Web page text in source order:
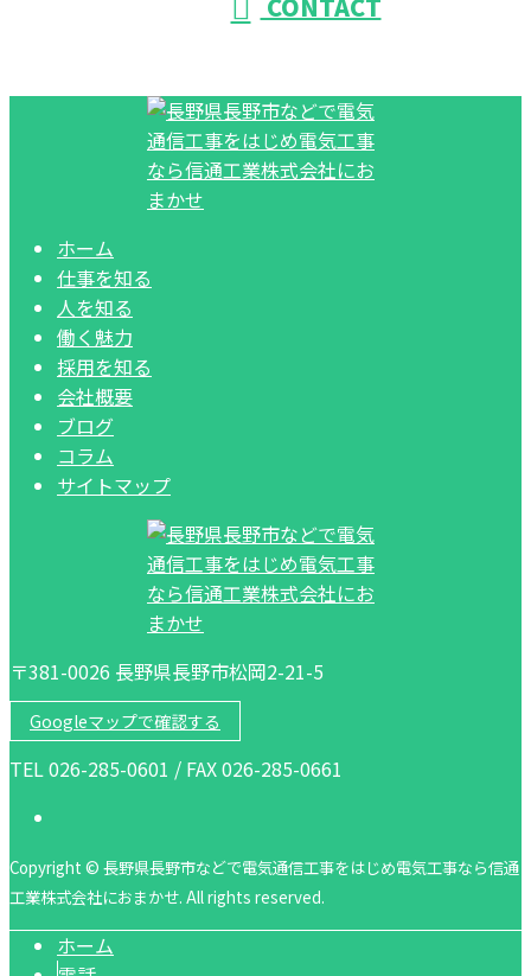
CONTACT
ホーム
仕事を知る
人を知る
働く魅力
採用を知る
会社概要
ブログ
コラム
サイトマップ
〒381-0026 長野県長野市松岡2-21-5
Googleマップで確認する
TEL 026-285-0601 / FAX 026-285-0661
Copyright © 長野県長野市などで電気通信工事をはじめ電気工事なら信通
工業株式会社におまかせ. All rights reserved.
ホーム